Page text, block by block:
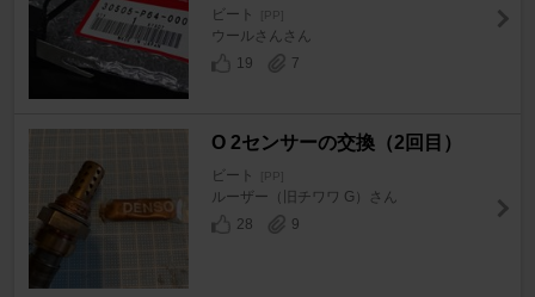
ビート [PP]
ウールさんさん
19
7
O 2センサーの交換（2回目）
ビート [PP]
ルーザー（旧チワワ G）さん
28
9